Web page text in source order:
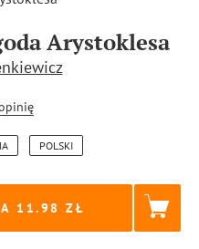
Arystoklesa
POLSKI
11.98